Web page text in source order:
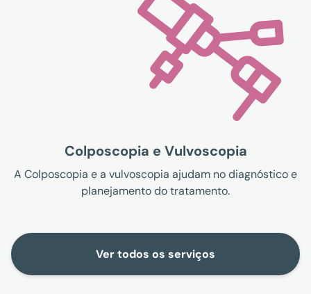
Colposcopia e Vulvoscopia
A Colposcopia e a vulvoscopia ajudam no diagnóstico e
planejamento do tratamento.
Ver todos os serviços